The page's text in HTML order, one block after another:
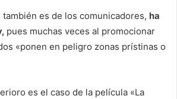
también es de los comunicadores, ha
pues muchas veces al promocionar
«ponen en peligro zonas prístinas o
es el caso de la película «La